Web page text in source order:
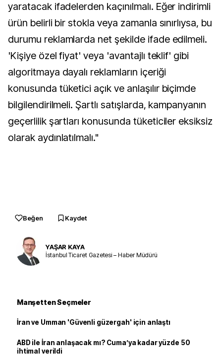
yaratacak ifadelerden kaçınılmalı. Eğer indirimli
ürün belirli bir stokla veya zamanla sınırlıysa, bu
durumu reklamlarda net şekilde ifade edilmeli.
'Kişiye özel fiyat' veya 'avantajlı teklif' gibi
algoritmaya dayalı reklamların içeriği
konusunda tüketici açık ve anlaşılır biçimde
bilgilendirilmeli. Şartlı satışlarda, kampanyanın
geçerlilik şartları konusunda tüketiciler eksiksiz
olarak aydınlatılmalı."
Beğen Kaydet
YAŞAR KAYA
İstanbul Ticaret Gazetesi – Haber Müdürü
Manşetten Seçmeler
İran ve Umman 'Güvenli güzergah' için anlaştı
ABD ile İran anlaşacak mı? Cuma’ya kadar yüzde 50
ihtimal verildi